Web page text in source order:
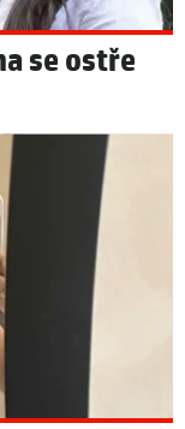
se ostře